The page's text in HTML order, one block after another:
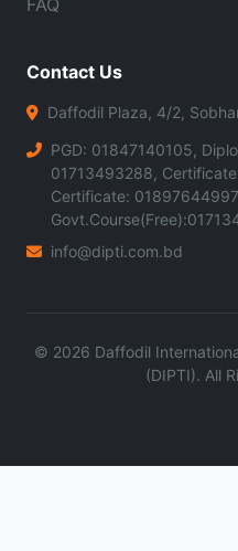
Contact Us
Daffodil Plaza, 4/2,
PGD: 01847140105,
01713493288,
Certificate:
info@dipti.com.bd
© 2026 Daffodil
(DIPTI). All